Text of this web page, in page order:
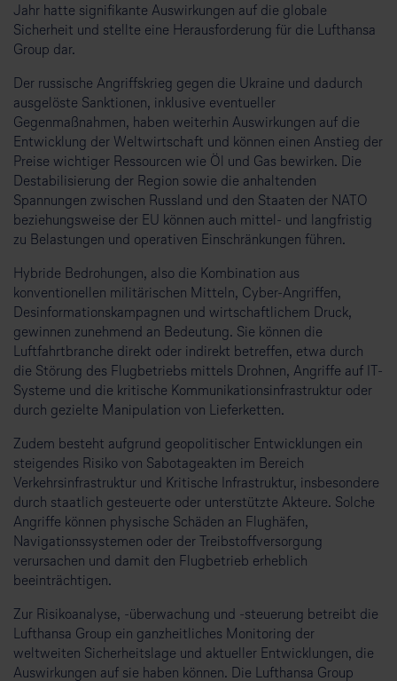
Jahr hatte signifikante Auswirkungen auf die globale
Sicherheit und stellte eine Herausforderung für die Lufthansa
Group dar.
Der russische Angriffskrieg gegen die Ukraine und dadurch
ausgelöste Sanktionen, inklusive eventueller
Gegenmaßnahmen, haben weiterhin Auswirkungen auf die
Entwicklung der Weltwirtschaft und können einen Anstieg der
Preise wichtiger Ressourcen wie Öl und Gas bewirken. Die
Destabilisierung der Region sowie die anhaltenden
Spannungen zwischen Russland und den Staaten der NATO
beziehungsweise der EU können auch mittel- und langfristig
zu Belastungen und operativen Einschränkungen führen.
Hybride Bedrohungen, also die Kombination aus
konventionellen militärischen Mitteln, Cyber-Angriffen,
Desinformationskampagnen und wirtschaftlichem Druck,
gewinnen zunehmend an Bedeutung. Sie können die
Luftfahrtbranche direkt oder indirekt betreffen, etwa durch
die Störung des Flugbetriebs mittels Drohnen, Angriffe auf IT-
Systeme und die kritische Kommunikationsinfrastruktur oder
durch gezielte Manipulation von Lieferketten.
Zudem besteht aufgrund geopolitischer Entwicklungen ein
steigendes Risiko von Sabotageakten im Bereich
Verkehrsinfrastruktur und Kritische Infrastruktur, insbesondere
durch staatlich gesteuerte oder unterstützte Akteure. Solche
Angriffe können physische Schäden an Flughäfen,
Navigationssystemen oder der Treibstoffversorgung
verursachen und damit den Flugbetrieb erheblich
beeinträchtigen.
Zur Risikoanalyse, -überwachung und -steuerung betreibt die
Lufthansa Group ein ganzheitliches Monitoring der
weltweiten Sicherheitslage und aktueller Entwicklungen, die
Auswirkungen auf sie haben können. Die Lufthansa Group